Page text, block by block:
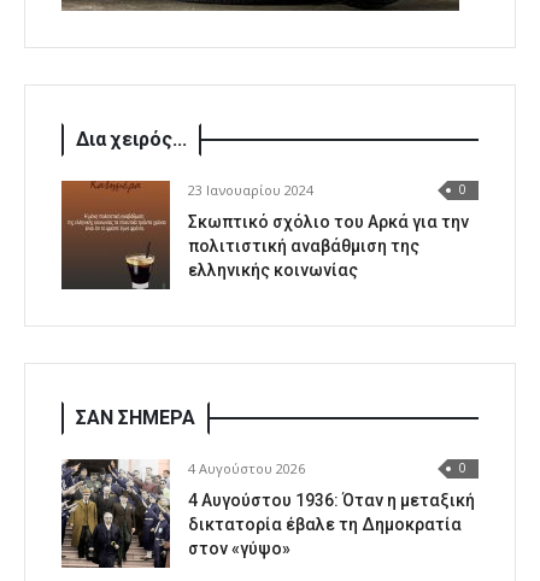
Δια χειρός...
23 Ιανουαρίου 2024 0
Σκωπτικό σχόλιο του Αρκά για την
πολιτιστική αναβάθμιση της
ελληνικής κοινωνίας
ΣΑΝ ΣΗΜΕΡΑ
4 Αυγούστου 2026 0
4 Αυγούστου 1936: Όταν η μεταξική
δικτατορία έβαλε τη Δημοκρατία
στον «γύψο»